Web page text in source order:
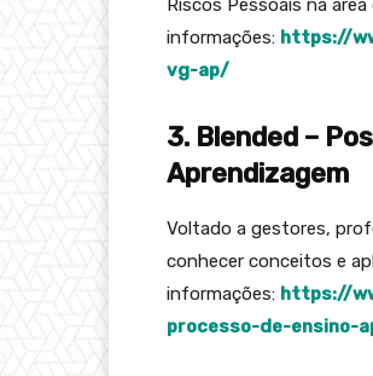
Riscos Pessoais na área
informações: https://
vg-ap/
3. Blended –
Aprendizagem
Voltado a gestores,
conhecer conceitos e
informações: https://
processo-de-ensino-